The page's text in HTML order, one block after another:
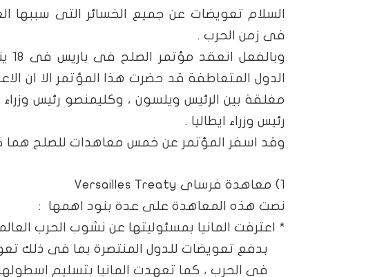
السلام تعويضات عن جميع الخسائر التى سببها
فى زمن الحرب .
الدول المتعاطفة قد حضرت هذا المؤتمر الا ان
مغلقة بين الرئيس ويلسون ، وكليمنصو رئيس وزراء
رئيس وزراء ايطاليا .
وقد اسفر المؤتمر عن خمس معاهدات للصلح هما
1) معاهدة فرساى
Versailles Treaty
نصت هذه المعاهدة على عدة بنود اهمها
:
* اعترفت المانيا بمسئوليتها عن نشوب الحرب
بدفع تعويضات للدول المنتصرة بما فى ذلك
فى الحرب ، كما تعهدت المانيا بتسليم اسطولها